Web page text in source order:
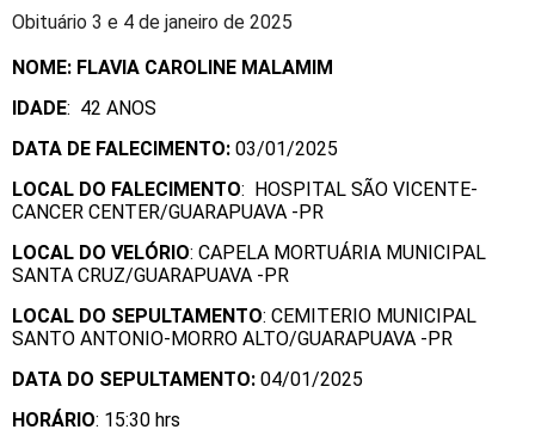
Obituário 3 e 4 de janeiro de 2025
NOME: FLAVIA CAROLINE MALAMIM
IDADE: 42 ANOS
DATA DE FALECIMENTO: 03/01/2025
LOCAL DO FALECIMENTO: HOSPITAL SÃO VICENTE-
CANCER CENTER/GUARAPUAVA -PR
LOCAL DO VELÓRIO: CAPELA MORTUÁRIA MUNICIPAL
SANTA CRUZ/GUARAPUAVA -PR
LOCAL DO SEPULTAMENTO: CEMITERIO MUNICIPAL
SANTO ANTONIO-MORRO ALTO/GUARAPUAVA -PR
DATA DO SEPULTAMENTO: 04/01/2025
HORÁRIO: 15:30 hrs